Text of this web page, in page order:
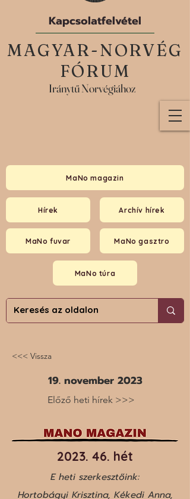
MAGYAR-NORVÉG
FÓRUM
Iránytű Norvégiához
Hírek
MaNo magazin
MaNo fuvar MaNo gasztro
MaNo túra
Archív hírek
Kapcsolatfelvétel
<<< Vissza
19. november 2023
Előző heti hírek >>>
2023. 46. hét
E heti szerkesztőink:
Hortobágyi Krisztina, Kékedi Anna,